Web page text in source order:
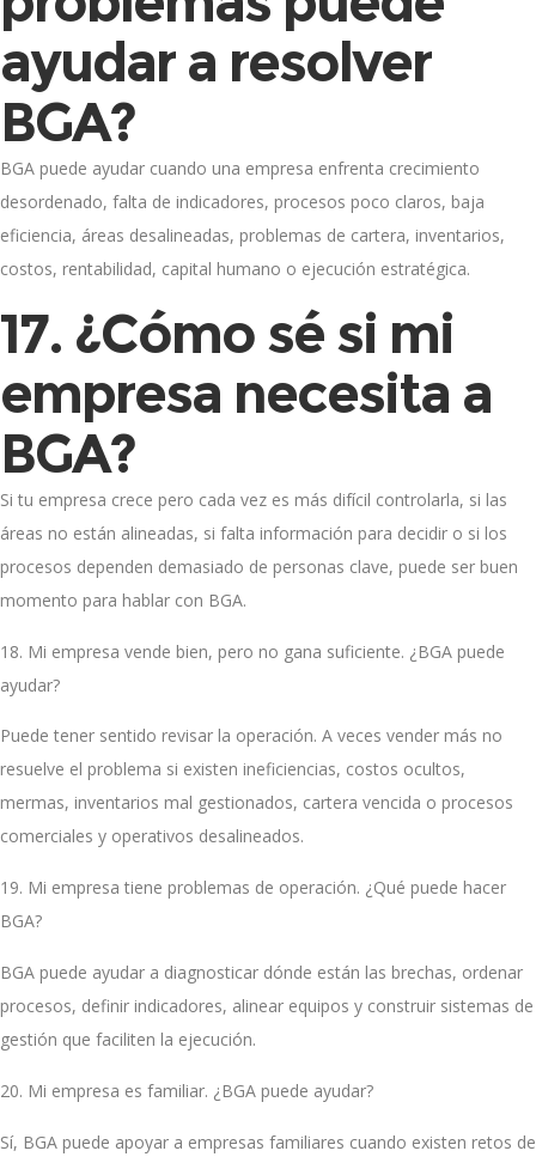
ayudar a resolver
BGA?
BGA puede ayudar cuando una empresa enfrenta crecimiento
desordenado, falta de indicadores, procesos poco claros, baja
eficiencia, áreas desalineadas, problemas de cartera, inventarios,
costos, rentabilidad, capital humano o ejecución estratégica.
17. ¿Cómo sé si mi
empresa necesita a
BGA?
Si tu empresa crece pero cada vez es más difícil controlarla, si las
áreas no están alineadas, si falta información para decidir o si los
procesos dependen demasiado de personas clave, puede ser buen
momento para hablar con BGA.
18. Mi empresa vende bien, pero no gana suficiente. ¿BGA puede
ayudar?
Puede tener sentido revisar la operación. A veces vender más no
resuelve el problema si existen ineficiencias, costos ocultos,
mermas, inventarios mal gestionados, cartera vencida o procesos
comerciales y operativos desalineados.
19. Mi empresa tiene problemas de operación. ¿Qué puede hacer
BGA?
BGA puede ayudar a diagnosticar dónde están las brechas, ordenar
procesos, definir indicadores, alinear equipos y construir sistemas de
gestión que faciliten la ejecución.
20. Mi empresa es familiar. ¿BGA puede ayudar?
Sí, BGA puede apoyar a empresas familiares cuando existen retos de